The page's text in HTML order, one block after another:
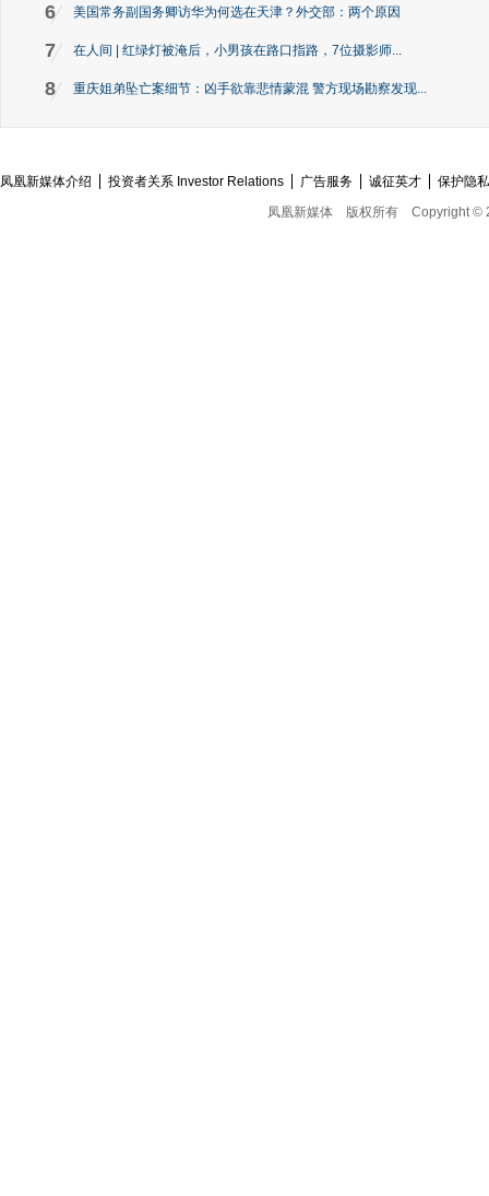
6 美国常务副国务卿访华为何选在天津？外交部：两个原因
7 在人间 | 红绿灯被淹后，小男孩在路口指路，7位摄影师...
8 重庆姐弟坠亡案细节：凶手欲靠悲情蒙混 警方现场勘察发现...
凤凰新媒体介绍 投资者关系 Investor Relations 广告服务 诚征英才
保护隐
凤凰新媒体
版权所有 Copyright ©